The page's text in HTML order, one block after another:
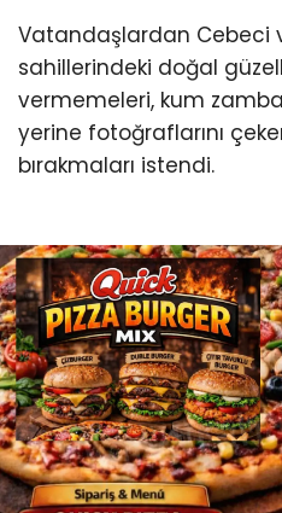
Vatandaşlardan Cebeci
sahillerindeki doğal
vermemeleri, kum
yerine fotoğraflarını
bırakmaları istendi.